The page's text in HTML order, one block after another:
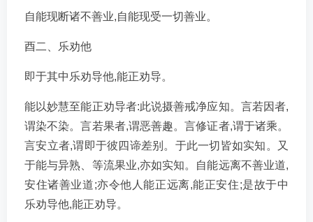
自能现断诸不善业,自能现受一切善业。
酉二、乐劝他
即于其中乐劝导他,能正劝导。
能以妙慧至能正劝导者:此说摄善戒净应知。言若因者,
谓染不染。言若果者,谓恶善趣。言修证者,谓于诸乘。
言安立者,谓即于彼四谛差别。于此一切皆如实知。又
于能与异熟、等流果业,亦如实知。自能远离不善业道,
安住诸善业道;亦令他人能正远离,能正安住;是故于中
乐劝导他,能正劝导。